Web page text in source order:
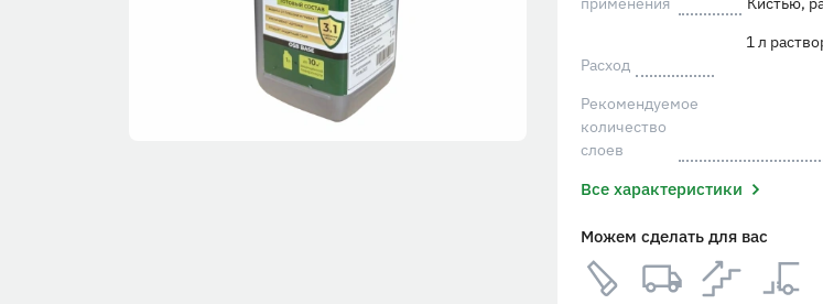
Расход
1 л
Рекомендуемое
количество
слоев
Все характеристики
Можем сделать для вас